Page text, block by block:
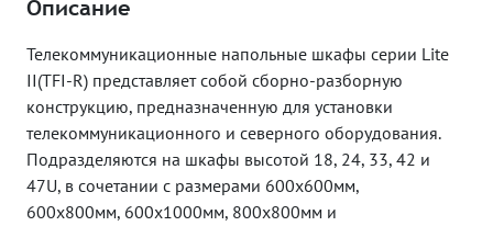
Описание
Телекоммуникационные напольные шкафы серии Lite
II(TFI-R) представляет собой сборно-разборную
конструкцию, предназначенную для установки
телекоммуникационного и северного оборудования.
Подразделяются на шкафы высотой 18, 24, 33, 42 и
47U, в сочетании с размерами 600х600мм,
600х800мм, 600х1000мм, 800х800мм и